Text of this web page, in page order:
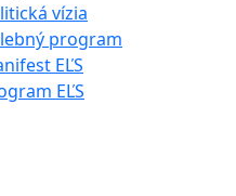
vízia
program
EĽS
EĽS